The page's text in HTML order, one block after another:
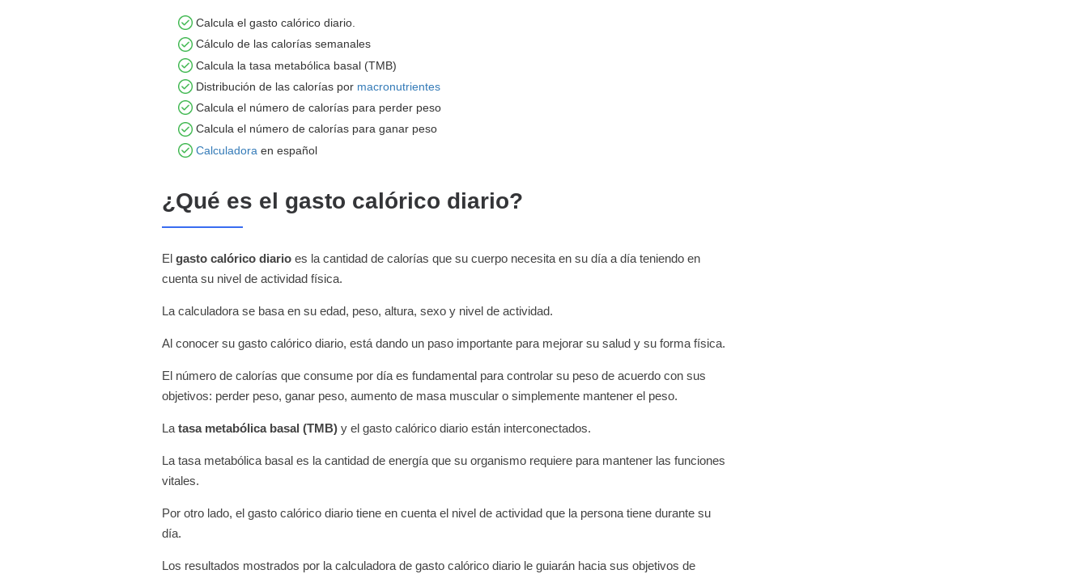
Calcula el gasto calórico diario.
Cálculo de las calorías semanales
Calcula la tasa metabólica basal (TMB)
Distribución de las calorías por macronutrientes
Calcula el número de calorías para perder peso
Calcula el número de calorías para ganar peso
Calculadora en español
¿Qué es el gasto calórico diario?
El gasto calórico diarioes la cantidad de calorías que su cuerpo necesita en su día a día teniendo en
cuenta su nivel de actividad física.
La calculadora se basa en su edad, peso, altura, sexo y nivel de actividad.
Al conocer su gasto calórico diario, está dando un paso importante para mejorar su salud y su forma física.
El número de calorías que consume por día es fundamental para controlar su peso de acuerdo con sus
objetivos: perder peso, ganar peso, aumento de masa muscular o simplemente mantener el peso.
La tasa metabólica basal (TMB)y el gasto calórico diario están interconectados.
La tasa metabólica basal es la cantidad de energía que su organismo requiere para mantener las funciones
vitales.
Por otro lado, el gasto calórico diario tiene en cuenta el nivel de actividad que la persona tiene durante su
día.
Los resultados mostrados por la calculadora de gasto calórico diario le guiarán hacia sus objetivos de